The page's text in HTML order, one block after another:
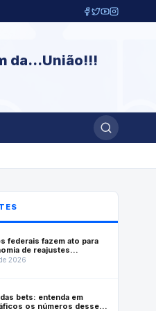
da...União!!!
federais fazem ato para
de reajustes
lei que reestruturou
2026
bets: entenda em
os números desse